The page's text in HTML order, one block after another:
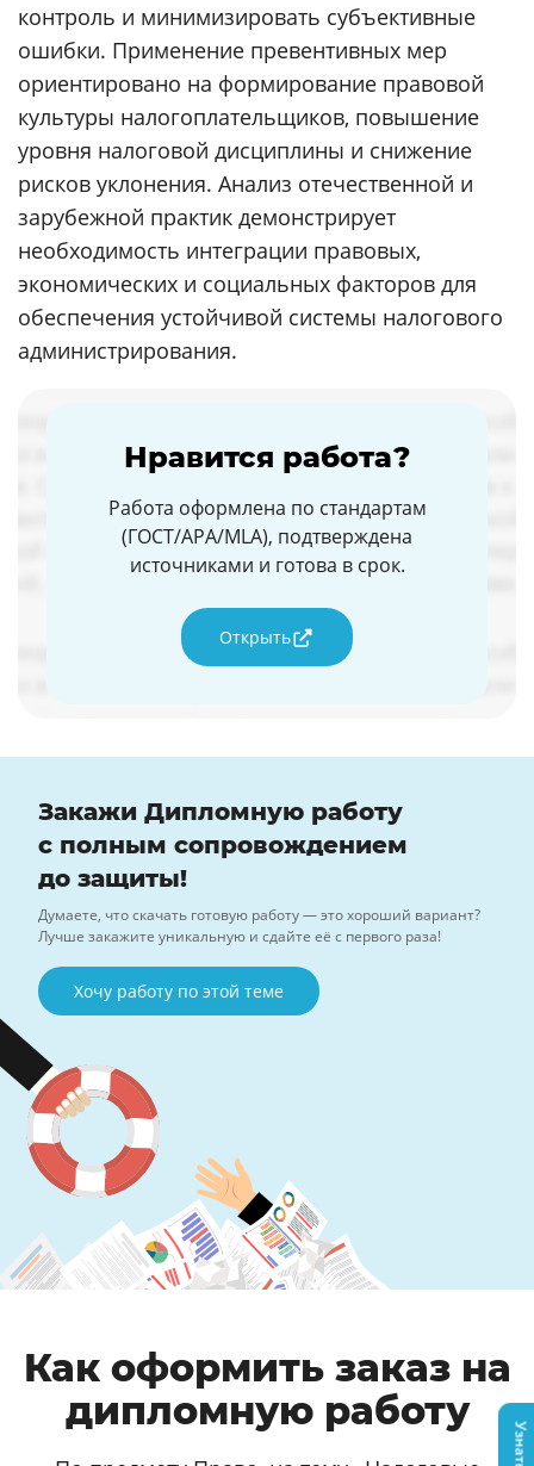
контроль и минимизировать субъективные
ошибки. Применение превентивных мер
ориентировано на формирование правовой
культуры налогоплательщиков, повышение
уровня налоговой дисциплины и снижение
рисков уклонения. Анализ отечественной и
зарубежной практик демонстрирует
необходимость интеграции правовых,
экономических и социальных факторов для
обеспечения устойчивой системы налогового
администрирования.
Нравится работа?
Работа оформлена по стандартам
(ГОСТ/APA/MLA), подтверждена
источниками и готова в срок.
Открыть
Закажи Дипломную работу
с полным сопровождением
до защиты!
Думаете, что скачать готовую работу — это хороший вариант?
Лучше закажите уникальную и сдайте её с первого раза!
Хочу работу по этой теме
Как оформить заказ на
дипломную работу